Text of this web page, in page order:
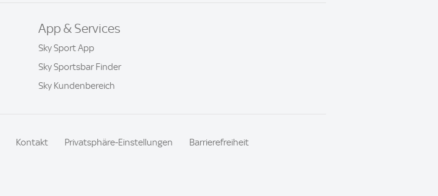
App & Services
Sky Sport App
Sky Sportsbar Finder
Sky Kundenbereich
Kontakt Privatsphäre-Einstellungen Barrierefreiheit